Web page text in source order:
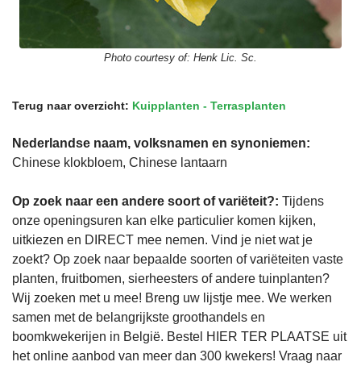
Photo courtesy of: Henk Lic. Sc.
Terug naar overzicht: Kuipplanten - Terrasplanten
Nederlandse naam, volksnamen en synoniemen:
Chinese klokbloem, Chinese lantaarn
Op zoek naar een andere soort of variëteit?: Tijdens
onze openingsuren kan elke particulier komen kijken,
uitkiezen en DIRECT mee nemen. Vind je niet wat je
zoekt? Op zoek naar bepaalde soorten of variëteiten vaste
planten, fruitbomen, sierheesters of andere tuinplanten?
Wij zoeken met u mee! Breng uw lijstje mee. We werken
samen met de belangrijkste groothandels en
boomkwekerijen in België. Bestel HIER TER PLAATSE uit
het online aanbod van meer dan 300 kwekers! Vraag naar